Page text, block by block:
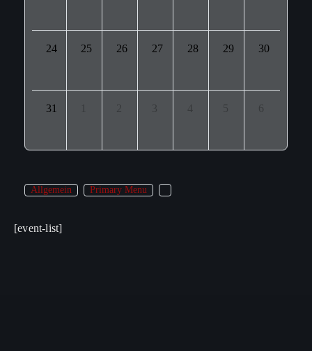
24 25 26 27 28 29 30
31 2 3 4 5 6
Allgemein Primary Menu
[event-list]